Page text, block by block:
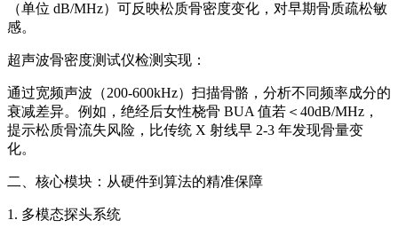
（单位 dB/MHz）可反映松质骨密度变化，对早期骨质疏松敏
感。
超声波骨密度测试仪检测实现：
通过宽频声波（200-600kHz）扫描骨骼，分析不同频率成分的
衰减差异。例如，绝经后女性桡骨 BUA 值若＜40dB/MHz，
提示松质骨流失风险，比传统 X 射线早 2-3 年发现骨量变
化。
二、核心模块：从硬件到算法的精准保障
1. 多模态探头系统